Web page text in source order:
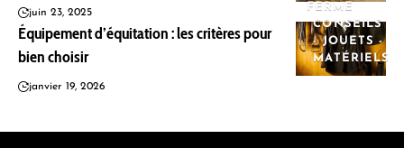
juin 23, 2025
FERME
CONSEILS
- JOUETS -
MATÉRIELS
Équipement d’équitation : les critères pour
bien choisir
janvier 19, 2026